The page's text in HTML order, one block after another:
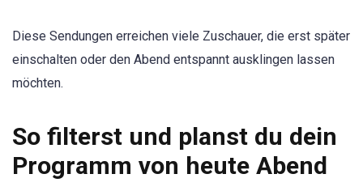
Diese Sendungen erreichen viele Zuschauer, die erst später
einschalten oder den Abend entspannt ausklingen lassen
möchten.
So filterst und planst du dein
Programm von heute Abend